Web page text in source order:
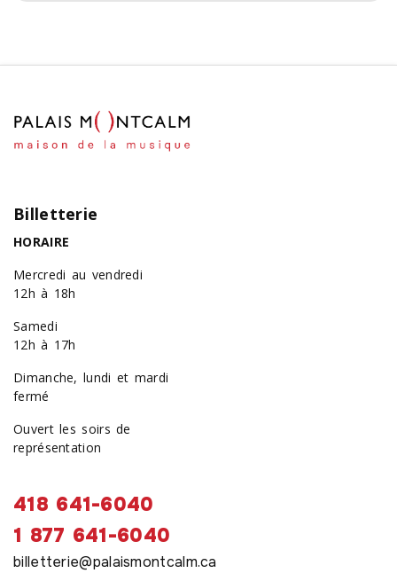
Billetterie
HORAIRE
Mercredi au vendredi
12h à 18h
Samedi
12h à 17h
Dimanche, lundi et mardi
fermé
Ouvert les soirs de
représentation
418 641-6040
1 877 641-6040
billetterie@palaismontcalm.ca